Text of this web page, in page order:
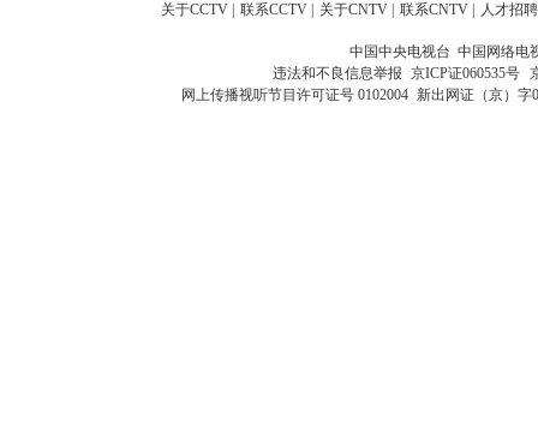
关于CCTV 联系CCTV 关于CNTV 联系CNTV 人才招聘
中国中央电视台 中国网络电
违法和不良信息举报 京ICP证060535号
网上传播视听节目许可证号 0102004 新出网证（京）